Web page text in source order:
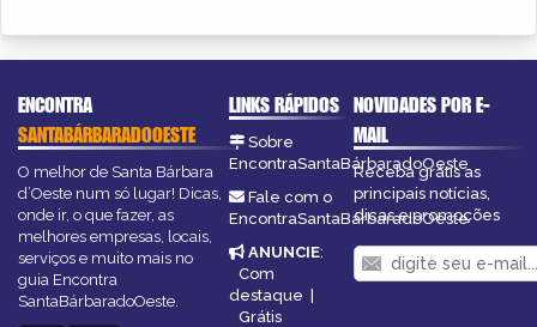
ENCONTRA
SANTABÁRBARADOOESTE
O melhor de Santa Bárbara
d’Oeste num só lugar! Dicas,
onde ir, o que fazer, as
melhores empresas, locais,
serviços e muito mais no
guia Encontra
SantaBárbaradoOeste.
LINKS RÁPIDOS
Sobre
EncontraSantaBárbaradoOeste
Fale com o
EncontraSantaBárbaradoOeste
ANUNCIE:
Com
destaque |
Grátis
NOVIDADES POR E-
MAIL
Receba grátis as
principais notícias,
dicas e promoções